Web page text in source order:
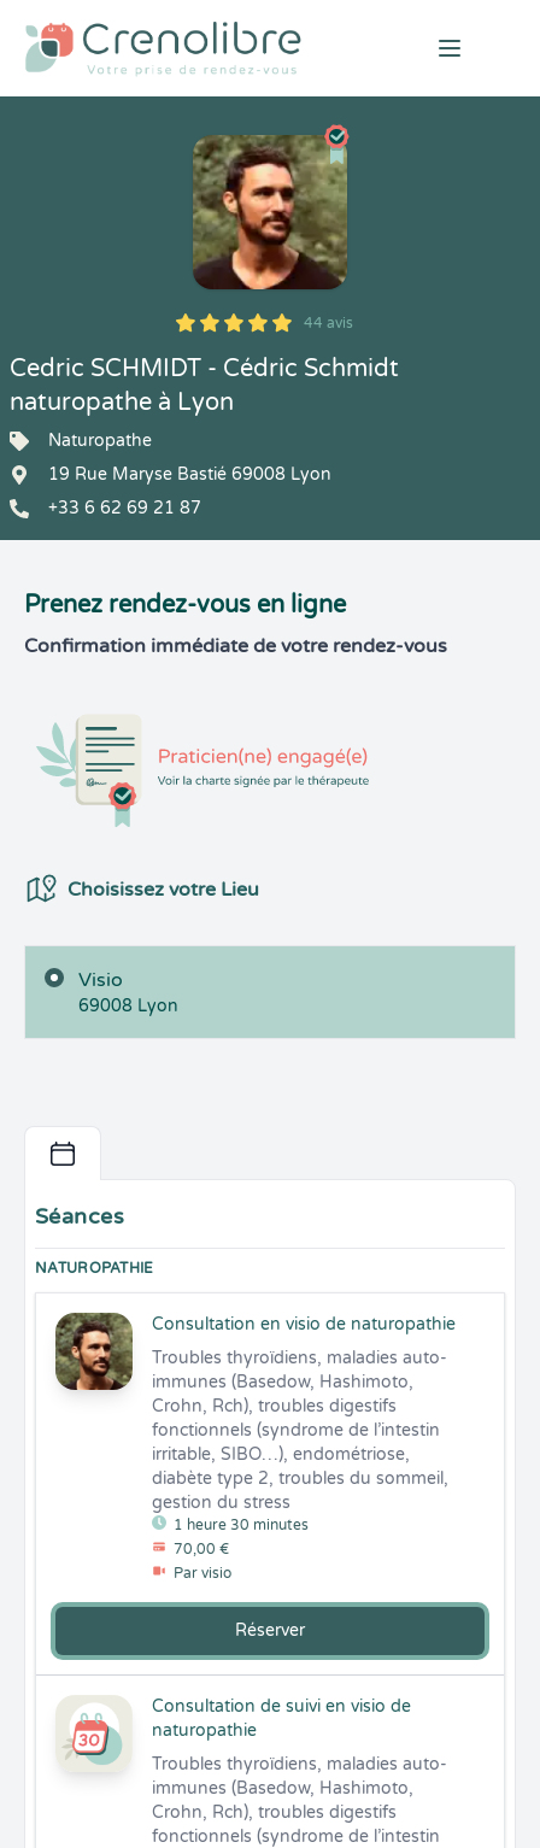
Open
5
1
5
44 44 avis
Cedric SCHMIDT - Cédric Schmidt
naturopathe à Lyon
Naturopathe
19 Rue Maryse Bastié 69008 Lyon
+33 6 62 69 21 87
Prenez rendez-vous en ligne
Confirmation immédiate de votre rendez-vous
Choix du Lieux
Choisissez votre Lieu
Visio
69008 Lyon
Séances
NATUROPATHIE
Consultation en visio de naturopathie
1 heure 30 minutes
70,00 €
Par visio
Troubles thyroïdiens, maladies auto-
immunes (Basedow, Hashimoto,
Crohn, Rch), troubles digestifs
fonctionnels (syndrome de l’intestin
irritable, SIBO…), endométriose,
diabète type 2, troubles du sommeil,
gestion du stress
Réserver
Consultation de suivi en visio de
naturopathie
Troubles thyroïdiens, maladies auto-
immunes (Basedow, Hashimoto,
Crohn, Rch), troubles digestifs
fonctionnels (syndrome de l’intestin